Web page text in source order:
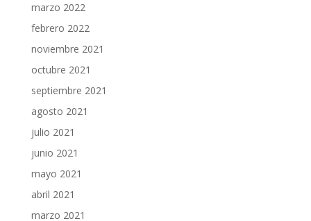
marzo 2022
febrero 2022
noviembre 2021
octubre 2021
septiembre 2021
agosto 2021
julio 2021
junio 2021
mayo 2021
abril 2021
marzo 2021